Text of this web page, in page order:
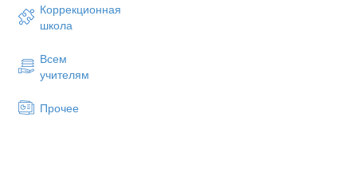
Коррекционная
школа
Всем
учителям
Прочее